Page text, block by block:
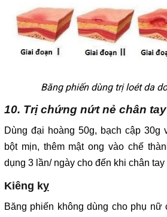
Băng phiến dùng trị loét da
10. Trị chứng nứt nẻ chân tay
Dùng đại hoàng 50g, bạch cập 30g
bột mịn, thêm mật ong vào chế
dụng 3 lần/ ngày cho đến khi chân tay
Kiêng kỵ
Băng phiến không dùng cho phụ nữ